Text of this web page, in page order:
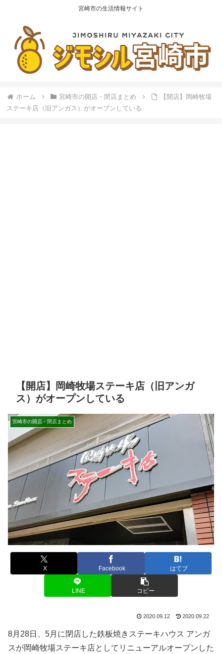
宮崎市の生活情報サイト
ホーム 宮崎市の開店・閉店まとめ
【開店】岡崎牧場
ステーキ店（旧アンガス）がオープンしている
【開店】岡崎牧場ステーキ店（旧アンガ
ス）がオープンしている
宮崎市の開店・閉店まとめ
X Facebook はてブ
LINE コピー
2020.09.12 2020.09.22
8月28日、5月に閉店した鉄板焼きステーキハウス アンガ
スが岡崎牧場ステーキ店としてリニューアルオープンした